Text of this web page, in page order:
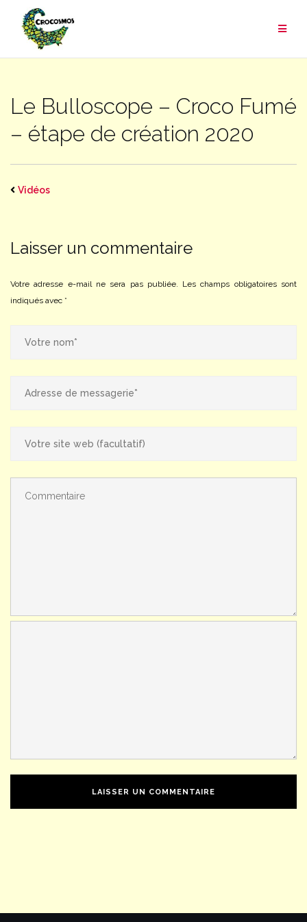
contenu
Le Bulloscope – Croco Fumé
– étape de création 2020
Vidéos
Laisser un commentaire
Votre adresse e-mail ne sera pas publiée. Les champs obligatoires sont
indiqués avec *